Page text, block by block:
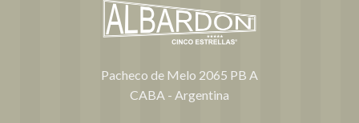
Pacheco de Melo 2065 PB A
CABA - Argentina